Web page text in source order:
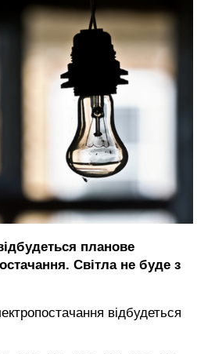
планове
Світла не буде з
відбудеться